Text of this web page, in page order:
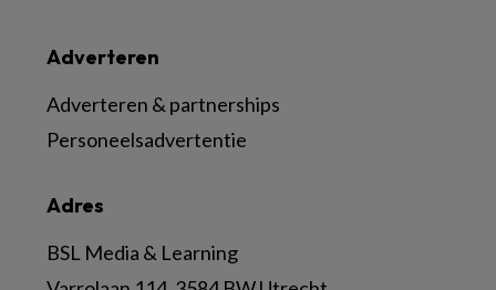
Adres
BSL Media & Learning
Adverteren
Adverteren & partnerships
Personeelsadvertentie